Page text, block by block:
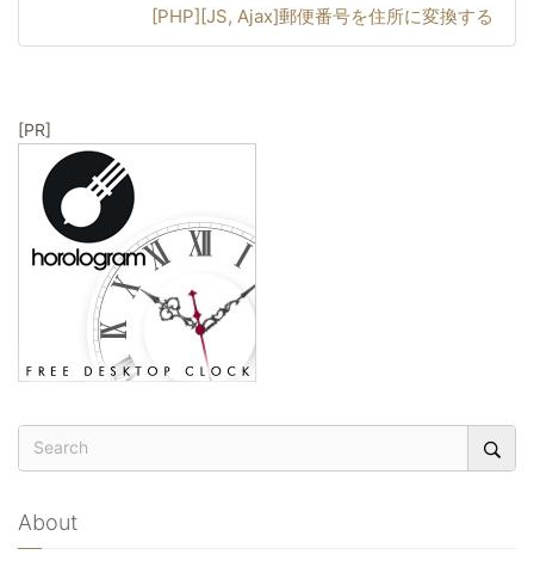
ー
ン
[PHP][JS, Ajax]郵便番号を住所に変換する
[PR]
About